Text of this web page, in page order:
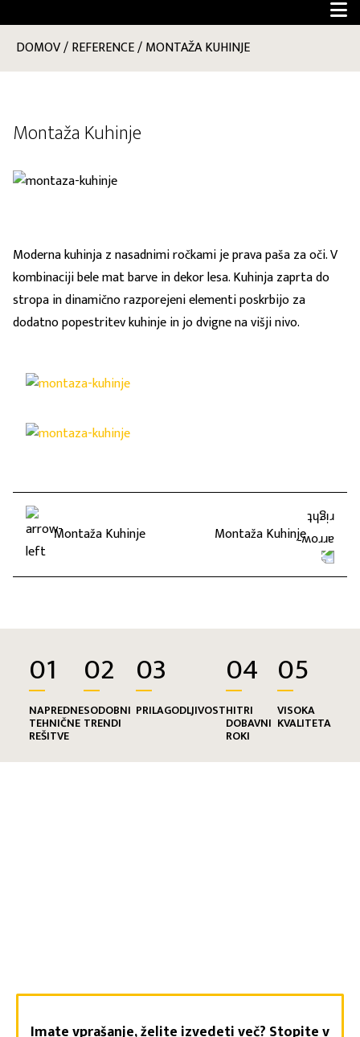
DOMOV/REFERENCE/MONTAŽA KUHINJE
Montaža Kuhinje
Moderna kuhinja z nasadnimi ročkami je prava paša za oči. V
kombinaciji bele mat barve in dekor lesa. Kuhinja zaprta do
stropa in dinamično razporejeni elementi poskrbijo za
dodatno popestritev kuhinje in jo dvigne na višji nivo.
Montaža Kuhinje Montaža Kuhinje
01
NAPREDNE
TEHNIČNE
REŠITVE
02
SODOBNI
TRENDI
03
PRILAGODLJIVOST
04
HITRI
DOBAVNI
ROKI
05
VISOKA
KVALITETA
Imate vprašanje, želite izvedeti več? Stopite v